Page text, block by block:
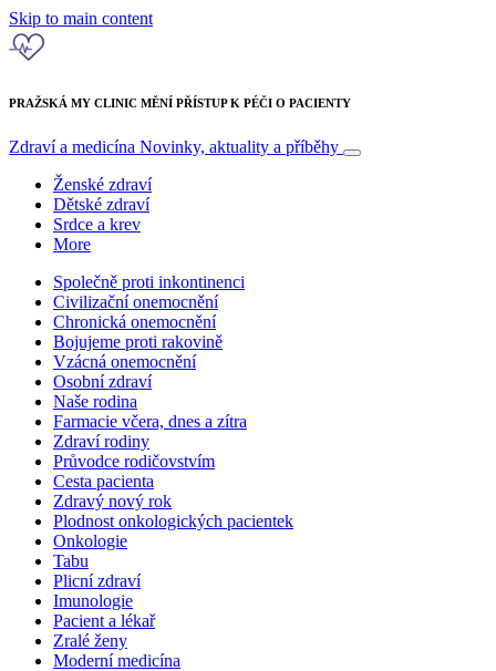
Skip to main content
PRAŽSKÁ MY CLINIC MĚNÍ PŘÍSTUP K PÉČI O PACIENTY
Zdraví a medicína Novinky, aktuality a příběhy
Ženské zdraví
Dětské zdraví
Srdce a krev
More
Společně proti inkontinenci
Civilizační onemocnění
Chronická onemocnění
Bojujeme proti rakovině
Vzácná onemocnění
Osobní zdraví
Naše rodina
Farmacie včera, dnes a zítra
Zdraví rodiny
Průvodce rodičovstvím
Cesta pacienta
Zdravý nový rok
Plodnost onkologických pacientek
Onkologie
Tabu
Plicní zdraví
Imunologie
Pacient a lékař
Zralé ženy
Moderní medicína